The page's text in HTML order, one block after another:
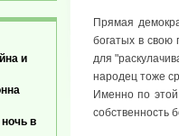
Прямая
богатых в свою
для
народец тоже
Именно по
собственность
и
в